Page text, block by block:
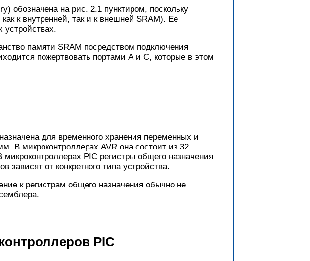
обозначена на рис. 2.1 пунктиром, поскольку
к внутренней, так и к внешней SRAM). Ее
устройствах.
памяти SRAM посредством подключения
пожертвовать портами А и С, которые в этом
для временного хранения переменных и
В микроконтроллерах AVR она состоит из 32
PIC регистры общего назначения
зависят от конкретного типа устройства.
к регистрам общего назначения обычно не
PIC